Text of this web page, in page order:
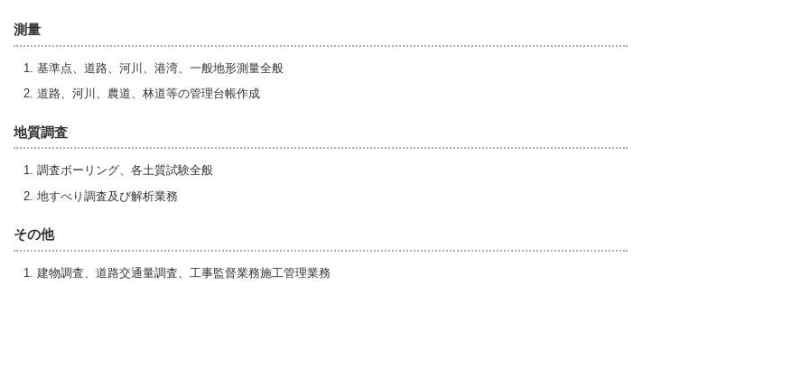
測量
基準点、道路、河川、港湾、一般地形測量全般
道路、河川、農道、林道等の管理台帳作成
地質調査
調査ボーリング、各土質試験全般
地すべり調査及び解析業務
その他
建物調査、道路交通量調査、工事監督業務施工管理業務